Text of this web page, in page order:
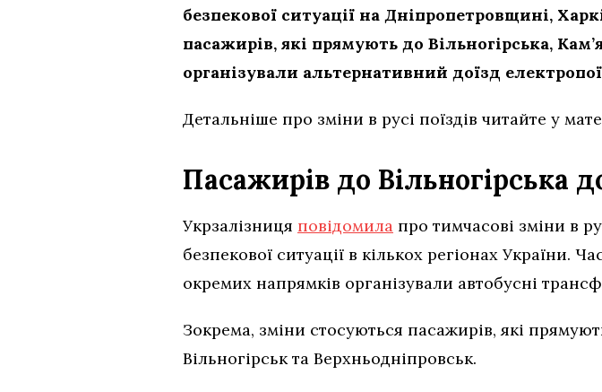
безпекової ситуації на Дніпропетровщині,
пасажирів, які прямують до Вільногірська,
організували альтернативний доїзд
Детальніше про зміни в русі поїздів читайте у
Пасажирів до Вільногірська
Укрзалізниця повідомила про тимчасові зміни в
безпекової ситуації в кількох регіонах України.
окремих напрямків організували автобусні
Зокрема, зміни стосуються пасажирів, які
Вільногірськ та Верхньодніпровськ.